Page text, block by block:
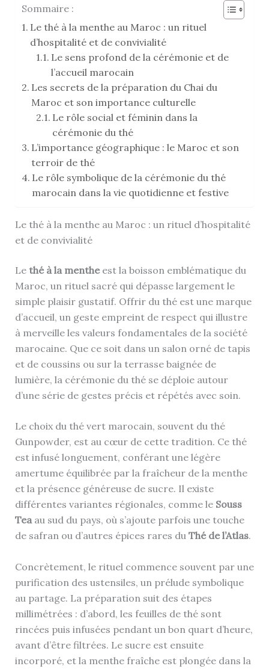
Sommaire :
Le thé à la menthe au Maroc : un rituel
d’hospitalité et de convivialité
Le sens profond de la cérémonie et de
l’accueil marocain
Les secrets de la préparation du Chai du
Maroc et son importance culturelle
Le rôle social et féminin dans la
cérémonie du thé
L’importance géographique : le Maroc et son
terroir de thé
Le rôle symbolique de la cérémonie du thé
marocain dans la vie quotidienne et festive
Le thé à la menthe au Maroc : un rituel d’hospitalité
et de convivialité
Le thé à la mentheest la boisson emblématique du
Maroc, un rituel sacré qui dépasse largement le
simple plaisir gustatif. Offrir du thé est une marque
d’accueil, un geste empreint de respect qui illustre
à merveille les valeurs fondamentales de la société
marocaine. Que ce soit dans un salon orné de tapis
et de coussins ou sur la terrasse baignée de
lumière, la cérémonie du thé se déploie autour
d’une série de gestes précis et répétés avec soin.
Le choix du thé vert marocain, souvent du thé
Gunpowder, est au cœur de cette tradition. Ce thé
est infusé longuement, conférant une légère
amertume équilibrée par la fraîcheur de la menthe
et la présence généreuse de sucre. Il existe
différentes variantes régionales, comme le Souss
Teaau sud du pays, où s’ajoute parfois une touche
de safran ou d’autres épices rares du Thé de l’Atlas.
Concrètement, le rituel commence souvent par une
purification des ustensiles, un prélude symbolique
au partage. La préparation suit des étapes
millimétrées : d’abord, les feuilles de thé sont
rincées puis infusées pendant un bon quart d’heure,
avant d’être filtrées. Le sucre est ensuite
incorporé, et la menthe fraîche est plongée dans la